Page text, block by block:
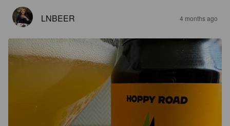
LNBEER 4 months ago